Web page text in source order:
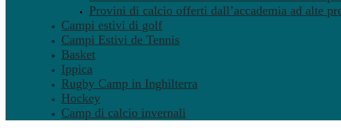
Provini di calcio offerti dall’accademia ad alte
Campi estivi di golf
Campi Estivi de Tennis
Basket
Ippica
Rugby Camp in Inghilterra
Hockey
Camp di calcio invernali